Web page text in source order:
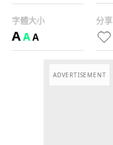
字體大小
AAA
分享
ADVERTISEMENT